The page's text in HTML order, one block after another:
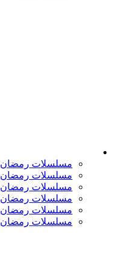
مسلسلات رمضان 2026
مسلسلات رمضان 2025
مسلسلات رمضان 2024
مسلسلات رمضان 2023
مسلسلات رمضان 2022
مسلسلات رمضان 2021